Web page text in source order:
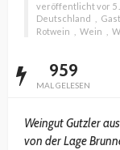
veröffentlicht vor 5
Deutschland
Rotwein
Wein
959
MAL GELESEN
Weingut Gutzler
von der Lage